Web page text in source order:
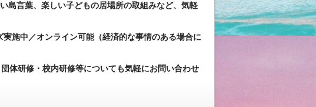
島言葉、楽しい子どもの居場所の取組みなど、気軽
施中／オンライン可能（経済的な事情のある場合に
体研修・校内研修等についても気軽にお問い合わせ